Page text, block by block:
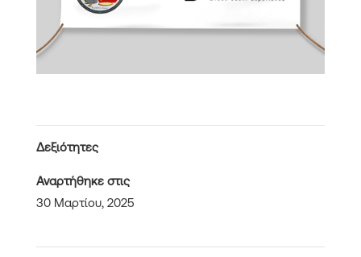
Δεξιότητες
Αναρτήθηκε στις
30 Μαρτίου, 2025